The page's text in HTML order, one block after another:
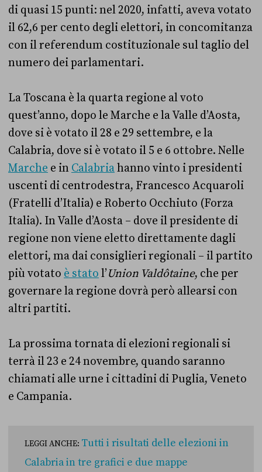
di quasi 15 punti: nel 2020, infatti, aveva votato
il 62,6 per cento degli elettori, in concomitanza
con il referendum costituzionale sul taglio del
numero dei parlamentari.
La Toscana è la quarta regione al voto
quest’anno, dopo le Marche e la Valle d’Aosta,
dove si è votato il 28 e 29 settembre, e la
Calabria, dove si è votato il 5 e 6 ottobre. Nelle
Marche e in Calabriahanno vinto i presidenti
uscenti di centrodestra, Francesco Acquaroli
(Fratelli d’Italia) e Roberto Occhiuto (Forza
Italia). In Valle d’Aosta – dove il presidente di
regione non viene eletto direttamente dagli
elettori, ma dai consiglieri regionali – il partito
più votato è stato l’Union Valdôtaine, che per
governare la regione dovrà però allearsi con
altri partiti.
La prossima tornata di elezioni regionali si
terrà il 23 e 24 novembre, quando saranno
chiamati alle urne i cittadini di Puglia, Veneto
e Campania.
LEGGI ANCHE: Tutti i risultati delle elezioni in
Calabria in tre grafici e due mappe